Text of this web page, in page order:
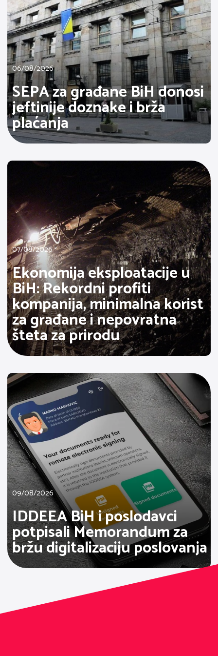
06/08/2026
SEPA za građane BiH donosi
jeftinije doznake i brža
plaćanja
07/08/2026
Ekonomija eksploatacije u
BiH: Rekordni profiti
kompanija, minimalna korist
za građane i nepovratna
šteta za prirodu
09/08/2026
IDDEEA BiH i poslodavci
potpisali Memorandum za
bržu digitalizaciju poslovanja